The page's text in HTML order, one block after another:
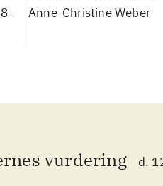
fokus på geometri
Anne-Christine Weber
vurdering d.